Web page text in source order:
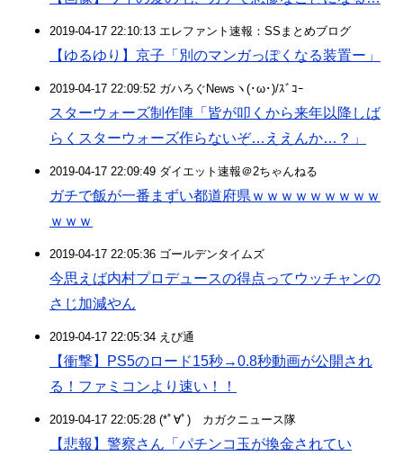
2019-04-17 22:10:13 エレファント速報：SSまとめブログ
【ゆるゆり】京子「別のマンガっぽくなる装置ー」
2019-04-17 22:09:52 ガハろぐNewsヽ(･ω･)/ｽﾞｺｰ
スターウォーズ制作陣「皆が叩くから来年以降しば
らくスターウォーズ作らないぞ…ええんか…？」
2019-04-17 22:09:49 ダイエット速報＠2ちゃんねる
ガチで飯が一番まずい都道府県ｗｗｗｗｗｗｗｗｗ
ｗｗｗ
2019-04-17 22:05:36 ゴールデンタイムズ
今思えば内村プロデュースの得点ってウッチャンの
さじ加減やん
2019-04-17 22:05:34 えび通
【衝撃】PS5のロード15秒→0.8秒動画が公開され
る！ファミコンより速い！！
2019-04-17 22:05:28 (*ﾟ∀ﾟ)ゞカガクニュース隊
【悲報】警察さん「パチンコ玉が換金されてい